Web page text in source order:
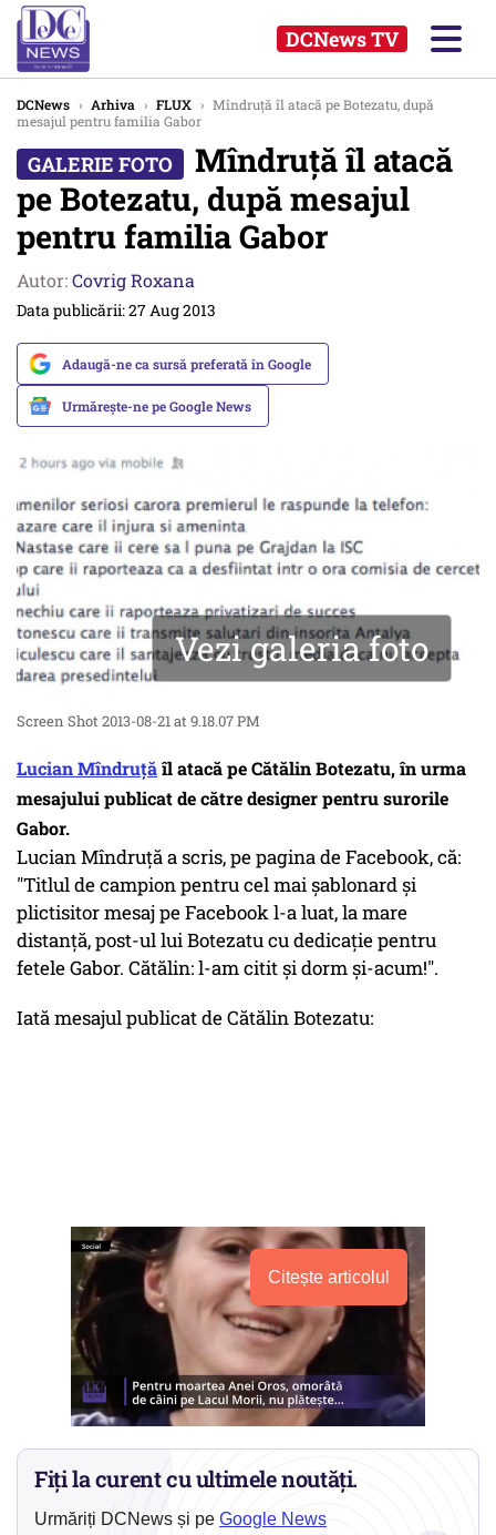
DCNews TV
DCNews › Arhiva › FLUX › Mîndruță îl atacă pe Botezatu, după
mesajul pentru familia Gabor
Mîndruță îl atacă
pe Botezatu, după mesajul
pentru familia Gabor
Autor:Covrig Roxana
Data publicării: 27 Aug 2013
Adaugă-ne ca sursă preferată în Google
Urmărește-ne pe Google News
Vezi galeria foto
Screen Shot 2013-08-21 at 9.18.07 PM
Lucian Mîndruțăîl atacă pe Cătălin Botezatu, în urma
mesajului publicat de către designer pentru surorile
Gabor.
Lucian Mîndruță a scris, pe pagina de Facebook, că:
"Titlul de campion pentru cel mai șablonard și
plictisitor mesaj pe Facebook l-a luat, la mare
distanță, post-ul lui Botezatu cu dedicație pentru
fetele Gabor. Cătălin: l-am citit și dorm și-acum!".
Iată mesajul publicat de Cătălin Botezatu:
Citește articolul
Fiți la curent cu ultimele noutăți.
Urmăriți DCNews și pe Google News